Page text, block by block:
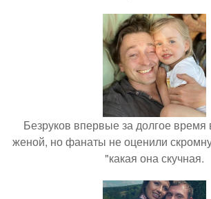
Безруков впервые за долгое
женой, но фанаты не оценили
"какая она скучная.